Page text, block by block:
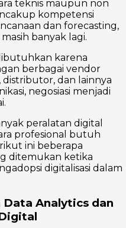
teknis maupun non
kompetensi
dan forecasting,
banyak lagi.
karena
berbagai vendor
dan lainnya
negosiasi menjadi
peralatan digital
profesional butuh
ini beberapa
ditemukan ketika
digitalisasi dalam
Data Analytics dan